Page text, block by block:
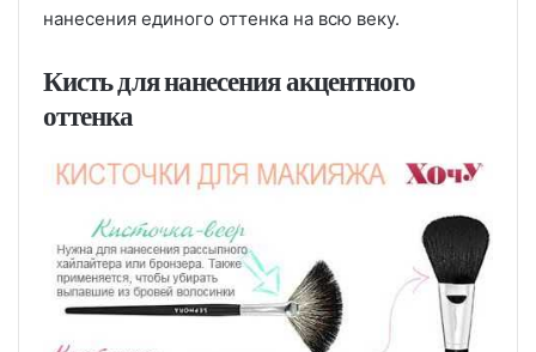
нанесения единого оттенка на всю веку.
Кисть для нанесения акцентного
оттенка